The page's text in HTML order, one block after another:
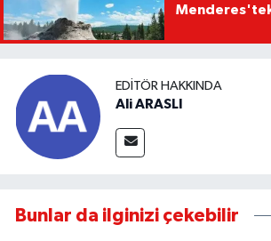
EDITÖR HAKKINDA
Ali ARASLI
Bunlar da ilginizi çekebilir